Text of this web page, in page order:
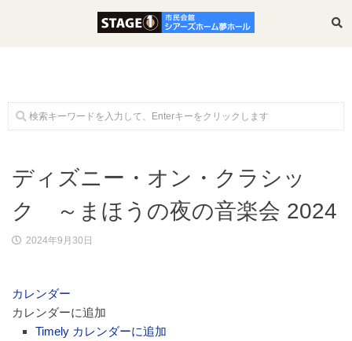
ホーム
公演・イベント案内
大ホール スケジュール
ディズニー・オン・クラシッ
ク ～まほうの夜の音楽会 2024
2024年9月30日
カレンダー
カレンダーに追加
Timely カレンダーに追加